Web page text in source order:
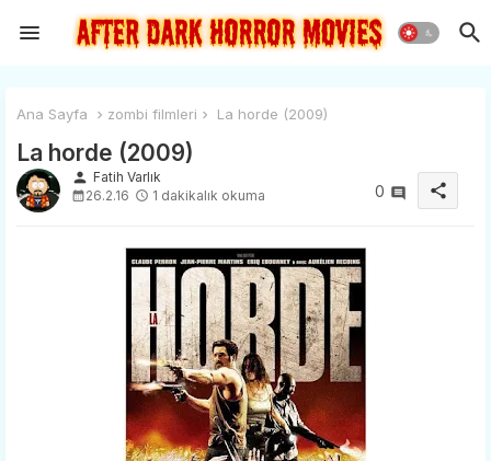
Ana Sayfa zombi filmleri La horde (2009)
La horde (2009)
person Fatih Varlık
26.2.16
1 dakikalık okuma 0 share